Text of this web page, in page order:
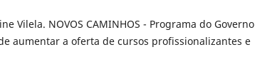
Vilela. NOVOS CAMINHOS - Programa do Governo
aumentar a oferta de cursos profissionalizantes e